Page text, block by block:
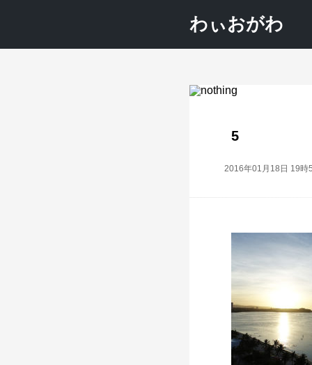
わぃおがわ
5
2016年01月18日 19時